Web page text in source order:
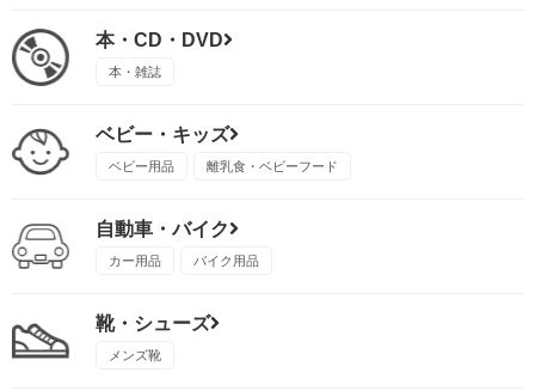
本・CD・DVD
本・雑誌
ベビー・キッズ
ベビー用品 離乳食・ベビーフード
自動車・バイク
カー用品 バイク用品
靴・シューズ
メンズ靴